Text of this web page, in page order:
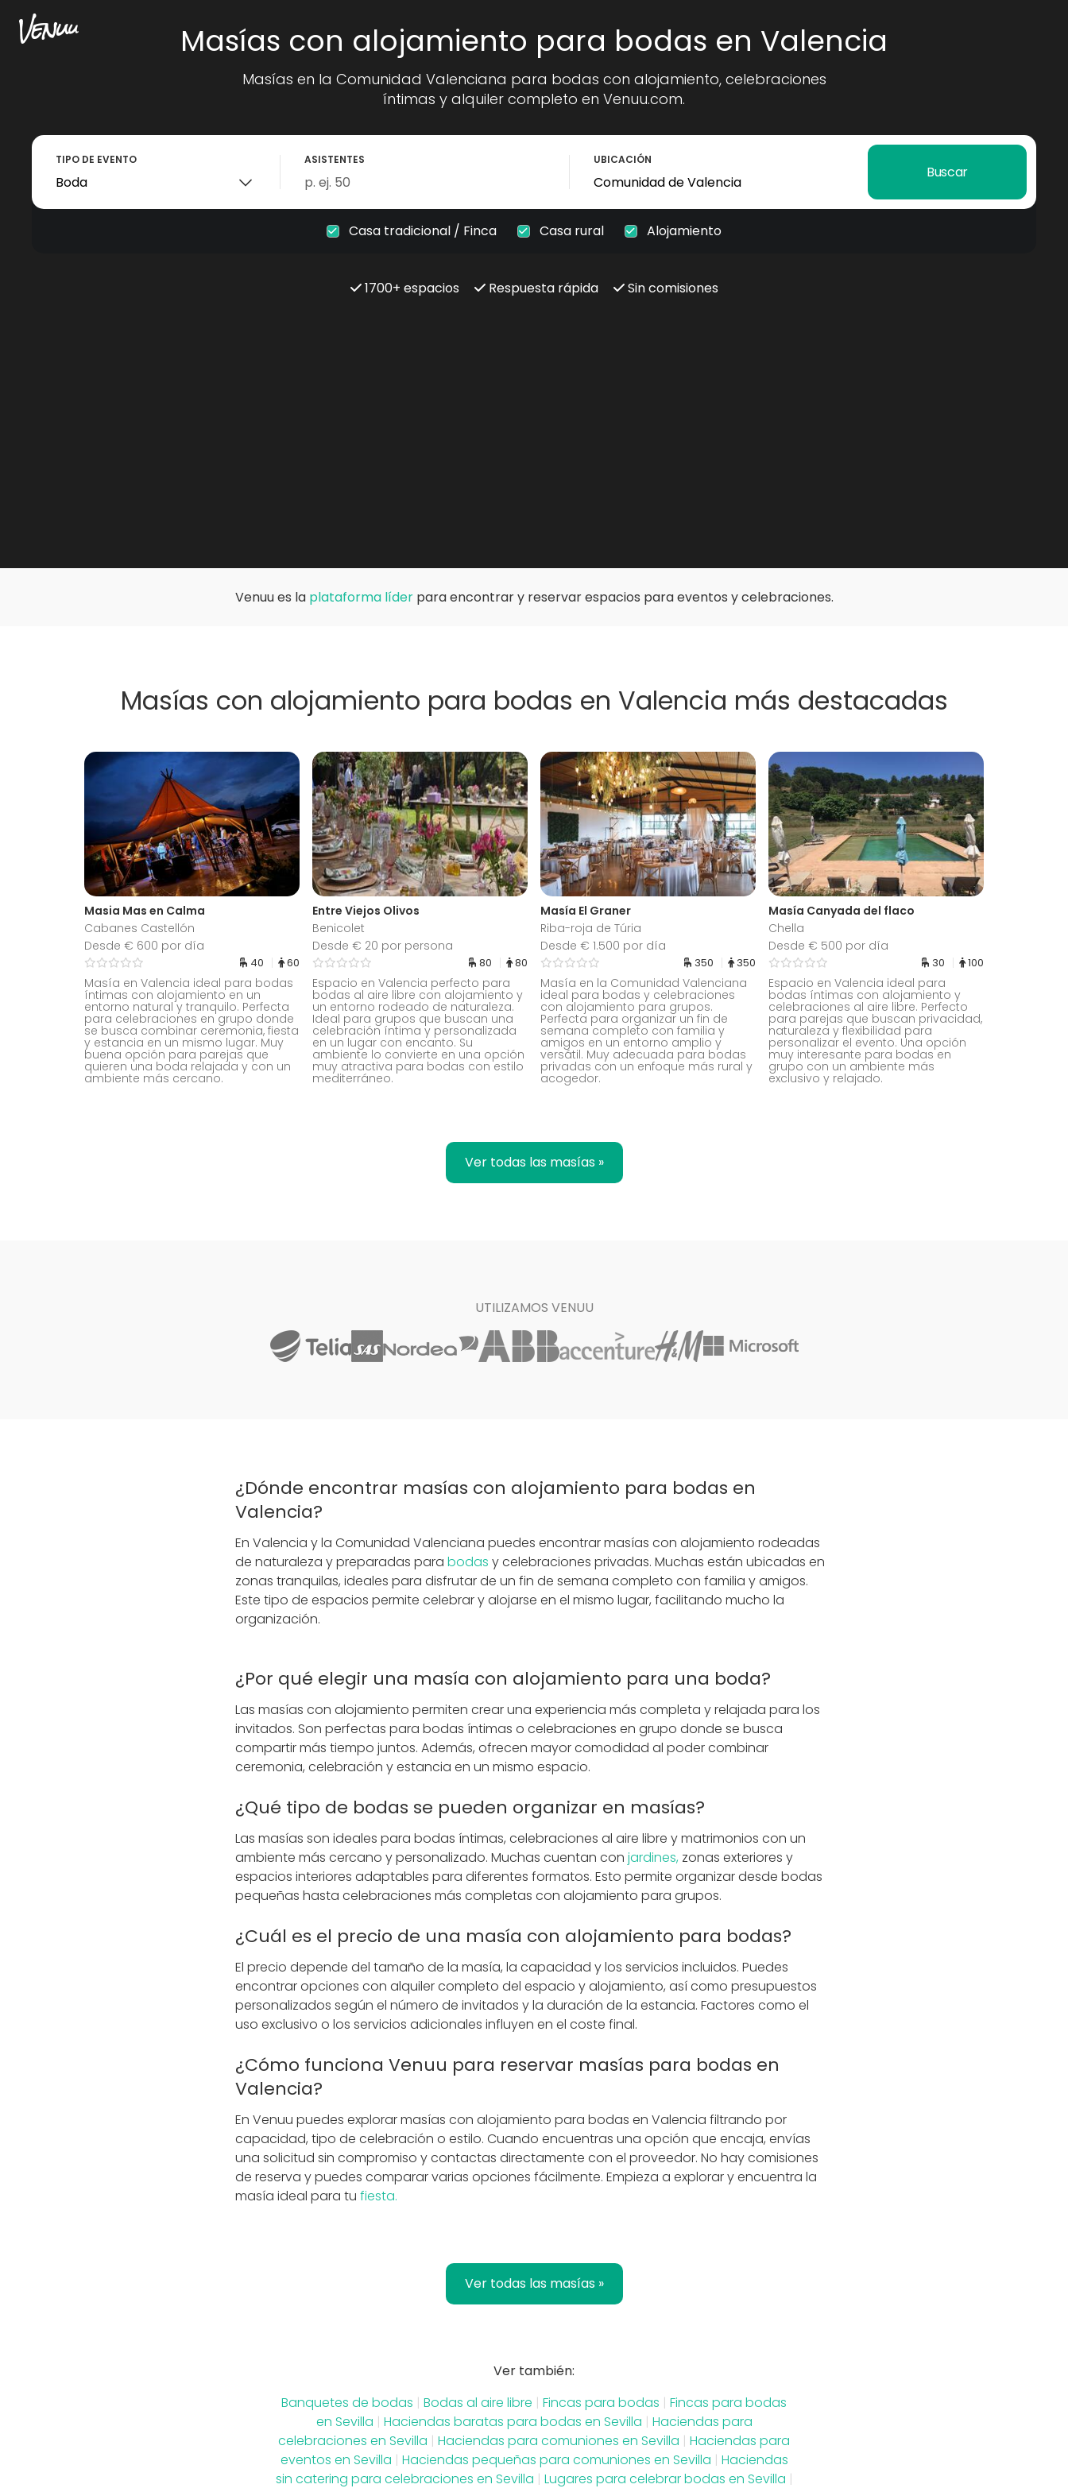
Masías con alojamiento para bodas en Valencia
Masías en la Comunidad Valenciana para bodas con alojamiento, celebraciones
íntimas y alquiler completo en Venuu.com.
TIPO DE EVENTO ASISTENTES UBICACIÓN
Casa tradicional / Finca Casa rural Alojamiento
Buscar
1700+ espacios Respuesta rápida Sin comisiones
Venuu es la plataforma líderpara encontrar y reservar espacios para eventos y celebraciones.
Masías con alojamiento para bodas en Valencia más destacadas
Masia Mas en Calma
Cabanes Castellón
Desde € 600 por día
40 60
Masía en Valencia ideal para bodas
íntimas con alojamiento en un
entorno natural y tranquilo. Perfecta
para celebraciones en grupo donde
se busca combinar ceremonia, fiesta
y estancia en un mismo lugar. Muy
buena opción para parejas que
quieren una boda relajada y con un
ambiente más cercano.
Entre Viejos Olivos
Benicolet
Desde € 20 por persona
80 80
Espacio en Valencia perfecto para
bodas al aire libre con alojamiento y
un entorno rodeado de naturaleza.
Ideal para grupos que buscan una
celebración íntima y personalizada
en un lugar con encanto. Su
ambiente lo convierte en una opción
muy atractiva para bodas con estilo
mediterráneo.
Masía El Graner
Riba-roja de Túria
Desde € 1.500 por día
350 350
Masía en la Comunidad Valenciana
ideal para bodas y celebraciones
con alojamiento para grupos.
Perfecta para organizar un fin de
semana completo con familia y
amigos en un entorno amplio y
versátil. Muy adecuada para bodas
privadas con un enfoque más rural y
acogedor.
Masía Canyada del flaco
Chella
Desde € 500 por día
30 100
Espacio en Valencia ideal para
bodas íntimas con alojamiento y
celebraciones al aire libre. Perfecto
para parejas que buscan privacidad,
naturaleza y flexibilidad para
personalizar el evento. Una opción
muy interesante para bodas en
grupo con un ambiente más
exclusivo y relajado.
Ver todas las masías »
UTILIZAMOS VENUU
¿Dónde encontrar masías con alojamiento para bodas en
Valencia?
En Valencia y la Comunidad Valenciana puedes encontrar masías con alojamiento rodeadas
de naturaleza y preparadas para bodas y celebraciones privadas. Muchas están ubicadas en
zonas tranquilas, ideales para disfrutar de un fin de semana completo con familia y amigos.
Este tipo de espacios permite celebrar y alojarse en el mismo lugar, facilitando mucho la
organización.
¿Por qué elegir una masía con alojamiento para una boda?
Las masías con alojamiento permiten crear una experiencia más completa y relajada para los
invitados. Son perfectas para bodas íntimas o celebraciones en grupo donde se busca
compartir más tiempo juntos. Además, ofrecen mayor comodidad al poder combinar
ceremonia, celebración y estancia en un mismo espacio.
¿Qué tipo de bodas se pueden organizar en masías?
Las masías son ideales para bodas íntimas, celebraciones al aire libre y matrimonios con un
ambiente más cercano y personalizado. Muchas cuentan con jardines, zonas exteriores y
espacios interiores adaptables para diferentes formatos. Esto permite organizar desde bodas
pequeñas hasta celebraciones más completas con alojamiento para grupos.
¿Cuál es el precio de una masía con alojamiento para bodas?
El precio depende del tamaño de la masía, la capacidad y los servicios incluidos. Puedes
encontrar opciones con alquiler completo del espacio y alojamiento, así como presupuestos
personalizados según el número de invitados y la duración de la estancia. Factores como el
uso exclusivo o los servicios adicionales influyen en el coste final.
¿Cómo funciona Venuu para reservar masías para bodas en
Valencia?
En Venuu puedes explorar masías con alojamiento para bodas en Valencia filtrando por
capacidad, tipo de celebración o estilo. Cuando encuentras una opción que encaja, envías
una solicitud sin compromiso y contactas directamente con el proveedor. No hay comisiones
de reserva y puedes comparar varias opciones fácilmente. Empieza a explorar y encuentra la
masía ideal para tu fiesta.
Ver todas las masías »
Ver también:
Banquetes de bodas | Bodas al aire libre | Fincas para bodas | Fincas para bodas
en Sevilla | Haciendas baratas para bodas en Sevilla | Haciendas para
celebraciones en Sevilla | Haciendas para comuniones en Sevilla | Haciendas para
eventos en Sevilla | Haciendas pequeñas para comuniones en Sevilla | Haciendas
sin catering para celebraciones en Sevilla | Lugares para celebrar bodas en Sevilla |